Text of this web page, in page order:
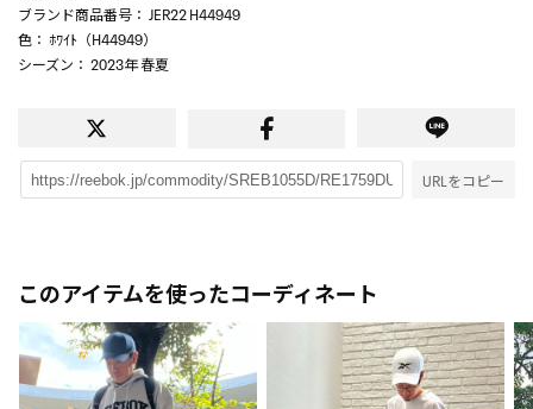
ブランド商品番号 ： JER22 H44949
色 ： ﾎﾜｲﾄ（H44949）
シーズン ： 2023年 春夏
URLをコピー
このアイテムを使ったコーディネート